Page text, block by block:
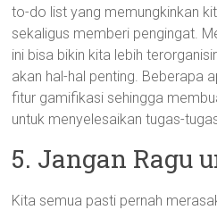
to-do list yang memungkinkan
sekaligus memberi pengingat.
ini bisa bikin kita lebih
akan hal-hal penting. Beberapa
fitur gamifikasi sehingga
untuk menyelesaikan tugas-
5. Jangan Ragu
Kita semua pasti pernah